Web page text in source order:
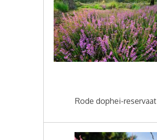
Rode dophei-reservaat